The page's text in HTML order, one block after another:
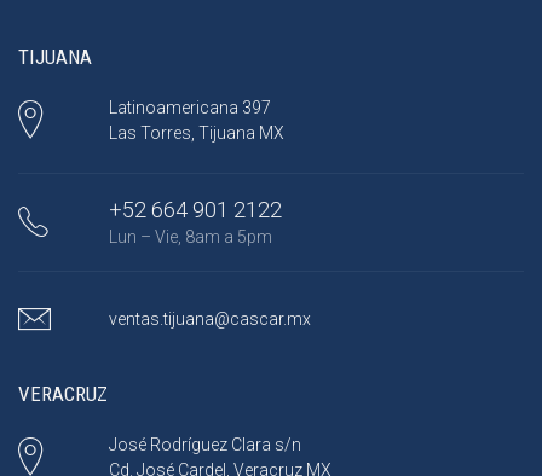
TIJUANA
Latinoamericana 397
Las Torres, Tijuana MX
+52 664 901 2122
Lun – Vie, 8am a 5pm
ventas.tijuana@cascar.mx
VERACRUZ
José Rodríguez Clara s/n
Cd. José Cardel, Veracruz MX